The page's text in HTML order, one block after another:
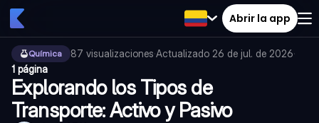
Abrir la app
Química 87 visualizaciones·Actualizado 26 de jul. de 2026·
1 página
Explorando los Tipos de
Transporte: Activo y Pasivo